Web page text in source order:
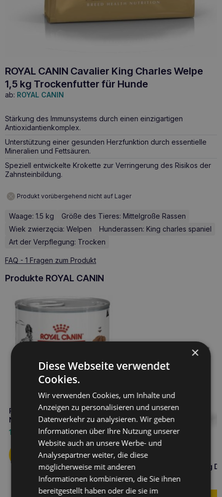
ROYAL CANIN Cavalier King Charles Welpe
1,5 kg Trockenfutter für Hunde
ab: ROYAL CANIN
Stärkung des Immunsystems durch einen einzigartigen
Antioxidantienkomplex.
Unterstützung einer gesunden Herzfunktion durch essentielle
Mineralien und Fettsäuren.
Speziell entwickelte Krokette zur Verringerung des Risikos der
Zahnsteinbildung.
Produkt vorübergehend nicht auf Lager
Waage: 1.5 kg
Größe des Tieres: Mittelgroße Rassen
Wiek zwierzęcia: Welpen
Hunderassen: King charles spaniel
Art der Verpflegung: Trocken
FAQ - 1 Fragen zum Produkt
Produkte ROYAL CANIN
ROYAL CANIN Hepatic 200g
Nassfutter für Hunde
1,80
ROYAL CANIN Hund
hypoallergen Hund 400g
4,00 €
×
Diese Webseite verwendet
Cookies.
Wir verwenden Cookies, um Inhalte und
Anzeigen zu personalisieren und unseren
Datenverkehr zu analysieren. Wir geben
Informationen über Ihre Nutzung unserer
Website auch an unsere Werbe- und
Analysepartner weiter, die diese
möglicherweise mit anderen
Informationen kombinieren, die Sie ihnen
bereitgestellt haben oder die sie im